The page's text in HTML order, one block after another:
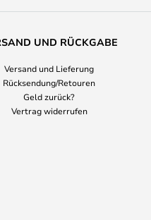
UND RÜCKGABE
Versand und Lieferung
Rücksendung/Retouren
Geld zurück?
Vertrag widerrufen